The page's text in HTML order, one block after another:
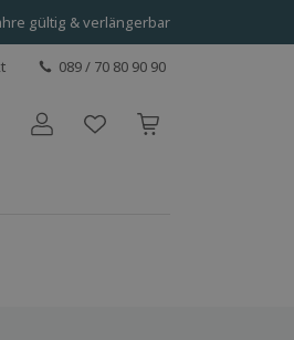
gültig & verlängerbar
089 / 70 80 90 90
Benutzerkonto